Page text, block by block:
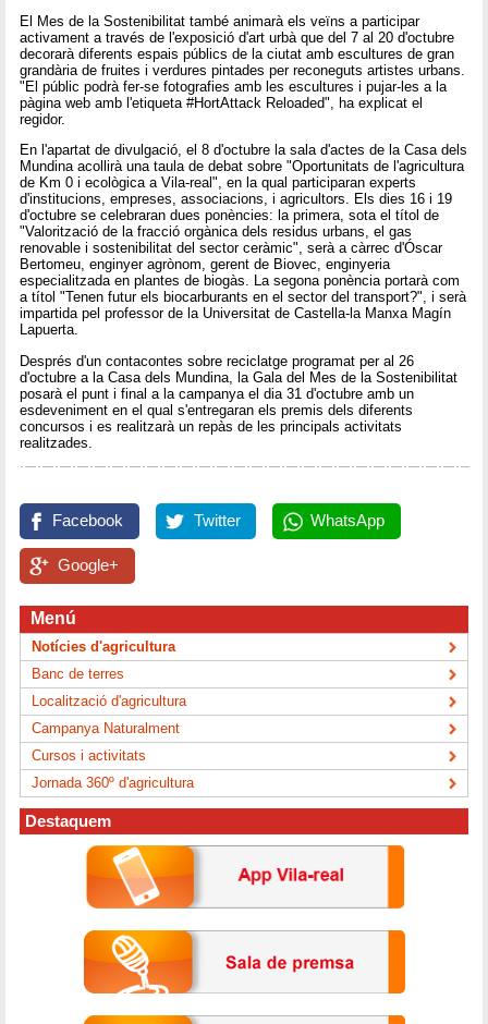
El Mes de la Sostenibilitat també animarà els veïns a participar
activament a través de l'exposició d'art urbà que del 7 al 20 d'octubre
decorarà diferents espais públics de la ciutat amb escultures de gran
grandària de fruites i verdures pintades per reconeguts artistes urbans.
"El públic podrà fer-se fotografies amb les escultures i pujar-les a la
pàgina web amb l'etiqueta #HortAttack Reloaded", ha explicat el
regidor.
En l'apartat de divulgació, el 8 d'octubre la sala d'actes de la Casa dels
Mundina acollirà una taula de debat sobre "Oportunitats de l'agricultura
de Km 0 i ecològica a Vila-real", en la qual participaran experts
d'institucions, empreses, associacions, i agricultors. Els dies 16 i 19
d'octubre se celebraran dues ponències: la primera, sota el títol de
"Valorització de la fracció orgànica dels residus urbans, el gas
renovable i sostenibilitat del sector ceràmic", serà a càrrec d'Óscar
Bertomeu, enginyer agrònom, gerent de Biovec, enginyeria
especialitzada en plantes de biogàs. La segona ponència portarà com
a títol "Tenen futur els biocarburants en el sector del transport?", i serà
impartida pel professor de la Universitat de Castella-la Manxa Magín
Lapuerta.
Després d'un contacontes sobre reciclatge programat per al 26
d'octubre a la Casa dels Mundina, la Gala del Mes de la Sostenibilitat
posarà el punt i final a la campanya el dia 31 d'octubre amb un
esdeveniment en el qual s'entregaran els premis dels diferents
concursos i es realitzarà un repàs de les principals activitats
realitzades.
Facebook Twitter WhatsApp
Google+
Menú
Notícies d'agricultura
Banc de terres
Localització d'agricultura
Campanya Naturalment
Cursos i activitats
Jornada 360º d'agricultura
Destaquem